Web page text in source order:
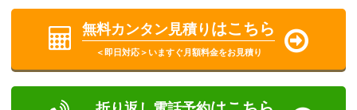
無料カンタン見積り はこちら
＜即日対応＞いますぐ月額料金をお見積り